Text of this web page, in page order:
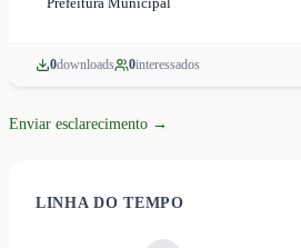
0downloads 0interessados
Enviar esclarecimento →
LINHA DO TEMPO